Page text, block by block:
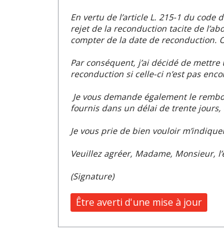
En vertu de l’article L. 215-1 du
rejet de la reconduction tacite de
compter de la date de reconduction.
Par conséquent, j’ai décidé de
reconduction si celle-ci n’est pas
Je vous demande également le
fournis dans un délai de trente
Je vous prie de bien vouloir
Veuillez agréer, Madame, Monsieur,
(Signature)
Être averti d'une mise à jour